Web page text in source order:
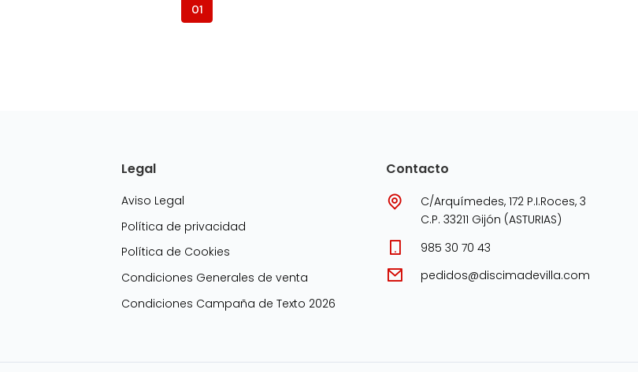
01
Legal
Aviso Legal
Política de privacidad
Política de Cookies
Condiciones Generales de venta
Condiciones Campaña de Texto 2026
Contacto
C/Arquímedes, 172 P.I.Roces, 3
C.P. 33211 Gijón (ASTURIAS)
985 30 70 43
pedidos@discimadevilla.com